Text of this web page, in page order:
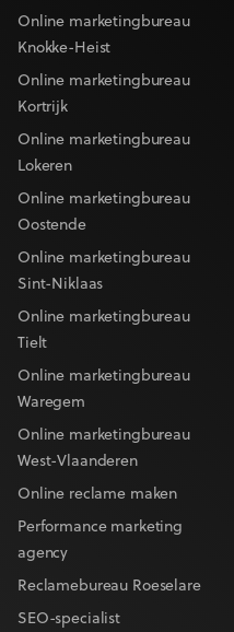
Online marketingbureau
Knokke-Heist
Online marketingbureau
Kortrijk
Online marketingbureau
Lokeren
Online marketingbureau
Oostende
Online marketingbureau
Sint-Niklaas
Online marketingbureau
Tielt
Online marketingbureau
Waregem
Online marketingbureau
West-Vlaanderen
Online reclame maken
Performance marketing
agency
Reclamebureau Roeselare
SEO-specialist